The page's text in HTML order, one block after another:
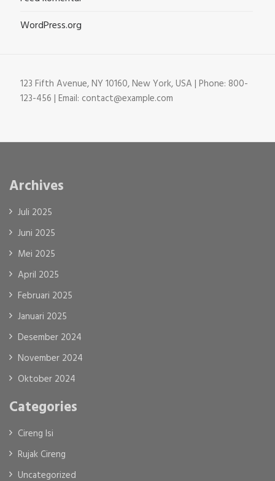
WordPress.org
123 Fifth Avenue, NY 10160, New York, USA | Phone: 800-
123-456 | Email: contact@example.com
Archives
Juli 2025
Juni 2025
Mei 2025
April 2025
Februari 2025
Januari 2025
Desember 2024
November 2024
Oktober 2024
Categories
Cireng Isi
Rujak Cireng
Uncategorized